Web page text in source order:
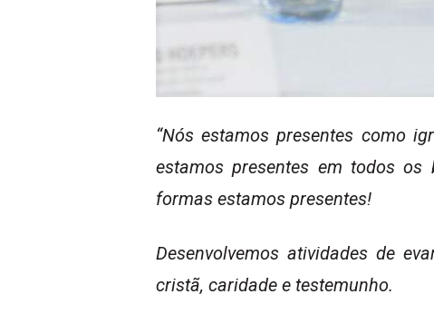
“Nós estamos presentes como
estamos presentes em todos os
formas estamos presentes!
Desenvolvemos atividades de
cristã, caridade e testemunho.